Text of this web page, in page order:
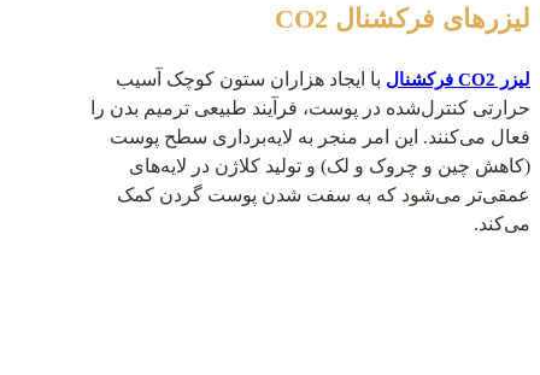
لیزرهای فرکشنال CO2
لیزر CO2 فرکشنال
با ایجاد هزاران ستون کوچک آسیب
حرارتی کنترل‌شده در پوست، فرآیند طبیعی ترمیم بدن را
فعال می‌کنند. این امر منجر به لایه‌برداری سطح پوست
(کاهش چین و چروک و لک) و تولید کلاژن در لایه‌های
عمقی‌تر می‌شود که به سفت شدن پوست گردن کمک
می‌کند.